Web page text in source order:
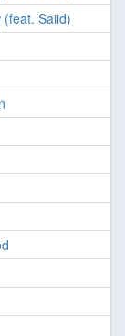
(feat. Saiid)